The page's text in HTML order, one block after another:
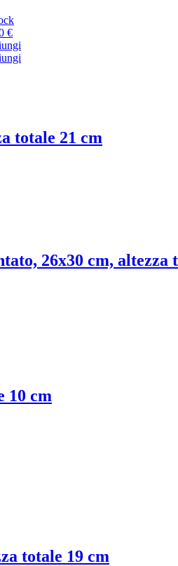
€
totale 21 cm
26x30 cm, altezza
10 cm
totale 19 cm